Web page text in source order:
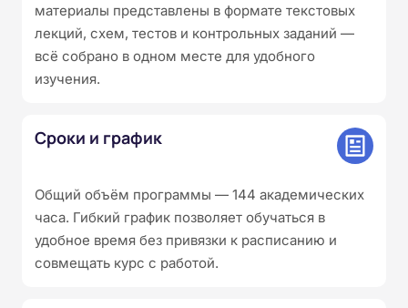
материалы представлены в формате текстовых
лекций, схем, тестов и контрольных заданий —
всё собрано в одном месте для удобного
изучения.
Сроки и график
Общий объём программы — 144 академических
часа. Гибкий график позволяет обучаться в
удобное время без привязки к расписанию и
совмещать курс с работой.